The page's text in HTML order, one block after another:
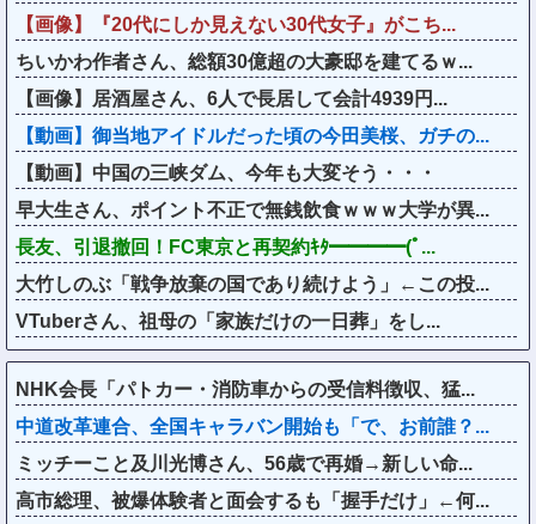
【画像】『20代にしか見えない30代女子』がこち...
ちいかわ作者さん、総額30億超の大豪邸を建てるｗ...
【画像】居酒屋さん、6人で長居して会計4939円...
【動画】御当地アイドルだった頃の今田美桜、ガチの...
【動画】中国の三峡ダム、今年も大変そう・・・
早大生さん、ポイント不正で無銭飲食ｗｗｗ大学が異...
長友、引退撤回！FC東京と再契約ｷﾀ━━━━(ﾟ...
大竹しのぶ「戦争放棄の国であり続けよう」←この投...
VTuberさん、祖母の「家族だけの一日葬」をし...
NHK会長「パトカー・消防車からの受信料徴収、猛...
中道改革連合、全国キャラバン開始も「で、お前誰？...
ミッチーこと及川光博さん、56歳で再婚→新しい命...
高市総理、被爆体験者と面会するも「握手だけ」←何...